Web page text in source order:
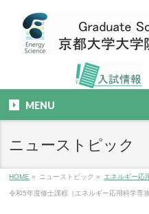
MENU
ニューストピック
HOME » ニューストピック » エネルギー応
令和5年度修士課程（エネルギー応用科学専